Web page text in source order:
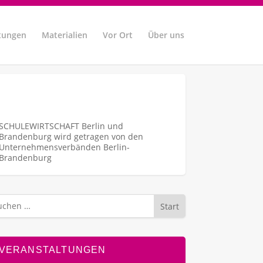
Materialien Vor Ort Über uns
Berlin und
Brandenburg wird getragen von den
Unternehmens­verbänden Berlin-
Brandenburg
Start